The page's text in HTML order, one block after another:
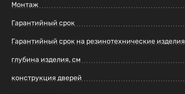
Монтаж
Гарантийный срок
Гарантийный срок на резинотехнические изделия
глубина изделия, см
конструкция дверей